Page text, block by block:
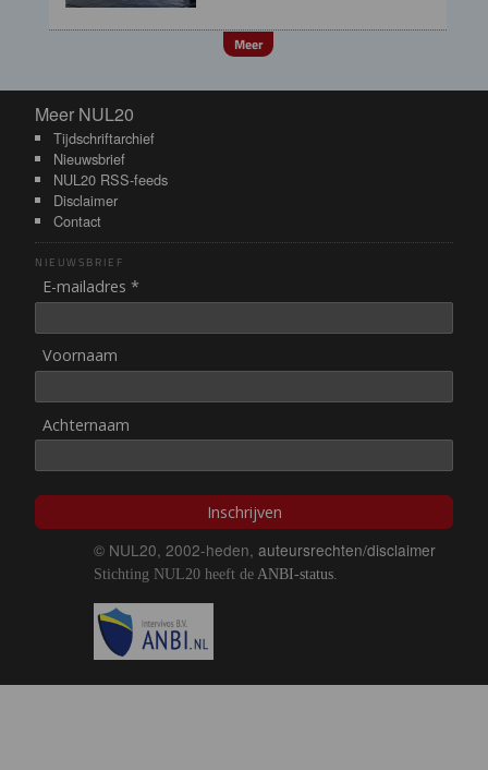
Meer
Meer NUL20
Meer NUL20
Tijdschriftarchief
Nieuwsbrief
NUL20 RSS-feeds
Disclaimer
Contact
NIEUWSBRIEF
E-mailadres *
Voornaam
Achternaam
Inschrijven
© NUL20, 2002-heden, auteursrechten/disclaimer
Stichting NUL20 heeft de ANBI-status.
Image